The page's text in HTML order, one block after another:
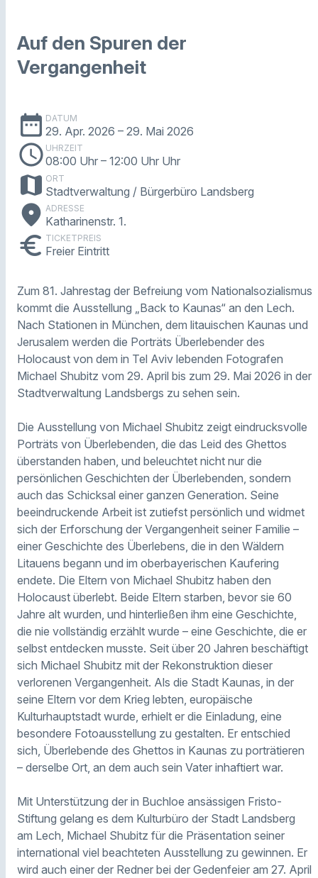
Auf den Spuren der
Vergangenheit
date_range DATUM
29. Apr. 2026 – 29. Mai 2026
schedule UHRZEIT
08:00 Uhr – 12:00 Uhr Uhr
map ORT
Stadtverwaltung / Bürgerbüro Landsberg
place ADRESSE
Katharinenstr. 1.
euro TICKETPREIS
Freier Eintritt
Zum 81. Jahrestag der Befreiung vom Nationalsozialismus
kommt die Ausstellung „Back to Kaunas“ an den Lech.
Nach Stationen in München, dem litauischen Kaunas und
Jerusalem werden die Porträts Überlebender des
Holocaust von dem in Tel Aviv lebenden Fotografen
Michael Shubitz vom 29. April bis zum 29. Mai 2026 in der
Stadtverwaltung Landsbergs zu sehen sein.
Die Ausstellung von Michael Shubitz zeigt eindrucksvolle
Porträts von Überlebenden, die das Leid des Ghettos
überstanden haben, und beleuchtet nicht nur die
persönlichen Geschichten der Überlebenden, sondern
auch das Schicksal einer ganzen Generation. Seine
beeindruckende Arbeit ist zutiefst persönlich und widmet
sich der Erforschung der Vergangenheit seiner Familie –
einer Geschichte des Überlebens, die in den Wäldern
Litauens begann und im oberbayerischen Kaufering
endete. Die Eltern von Michael Shubitz haben den
Holocaust überlebt. Beide Eltern starben, bevor sie 60
Jahre alt wurden, und hinterließen ihm eine Geschichte,
die nie vollständig erzählt wurde – eine Geschichte, die er
selbst entdecken musste. Seit über 20 Jahren beschäftigt
sich Michael Shubitz mit der Rekonstruktion dieser
verlorenen Vergangenheit. Als die Stadt Kaunas, in der
seine Eltern vor dem Krieg lebten, europäische
Kulturhauptstadt wurde, erhielt er die Einladung, eine
besondere Fotoausstellung zu gestalten. Er entschied
sich, Überlebende des Ghettos in Kaunas zu porträtieren
– derselbe Ort, an dem auch sein Vater inhaftiert war.
Mit Unterstützung der in Buchloe ansässigen Fristo-
Stiftung gelang es dem Kulturbüro der Stadt Landsberg
am Lech, Michael Shubitz für die Präsentation seiner
international viel beachteten Ausstellung zu gewinnen. Er
wird auch einer der Redner bei der Gedenfeier am 27. April